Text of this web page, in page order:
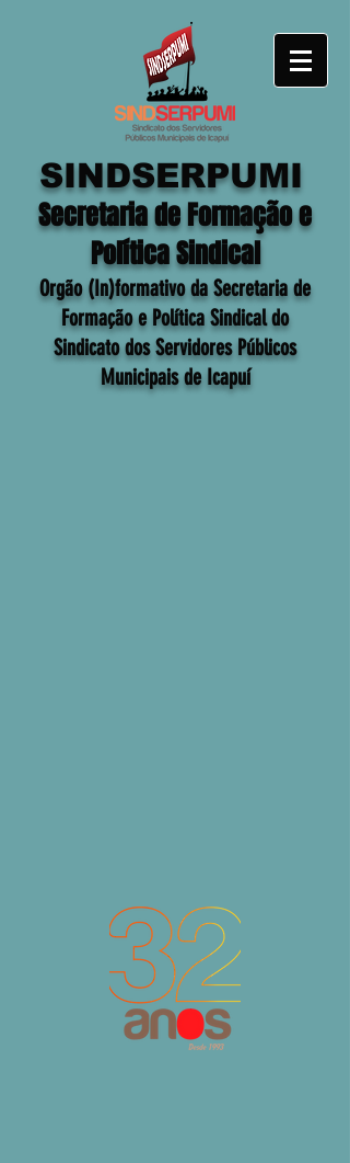
SINDSERPUMI
Secretaria de Formação e
Política Sindical
Orgão (In)formativo da Secretaria de
Formação e Política Sindical do
Sindicato dos Servidores Públicos
Municipais de Icapuí